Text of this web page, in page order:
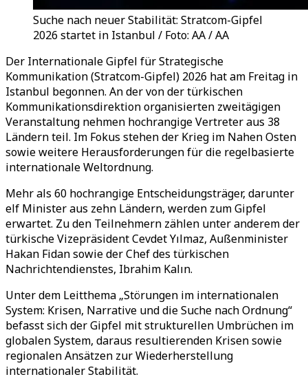
Suche nach neuer Stabilität: Stratcom-Gipfel
2026 startet in Istanbul / Foto: AA / AA
Der Internationale Gipfel für Strategische
Kommunikation (Stratcom-Gipfel) 2026 hat am Freitag in
Istanbul begonnen. An der von der türkischen
Kommunikationsdirektion organisierten zweitägigen
Veranstaltung nehmen hochrangige Vertreter aus 38
Ländern teil. Im Fokus stehen der Krieg im Nahen Osten
sowie weitere Herausforderungen für die regelbasierte
internationale Weltordnung.
Mehr als 60 hochrangige Entscheidungsträger, darunter
elf Minister aus zehn Ländern, werden zum Gipfel
erwartet. Zu den Teilnehmern zählen unter anderem der
türkische Vizepräsident Cevdet Yılmaz, Außenminister
Hakan Fidan sowie der Chef des türkischen
Nachrichtendienstes, Ibrahim Kalın.
Unter dem Leitthema „Störungen im internationalen
System: Krisen, Narrative und die Suche nach Ordnung“
befasst sich der Gipfel mit strukturellen Umbrüchen im
globalen System, daraus resultierenden Krisen sowie
regionalen Ansätzen zur Wiederherstellung
internationaler Stabilität.